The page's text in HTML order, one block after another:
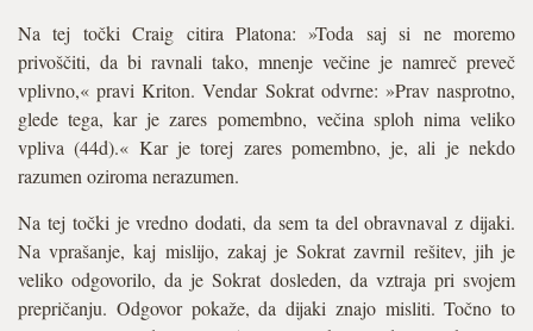
Na tej točki Craig citira Platona: »Toda saj si ne moremo
privoščiti, da bi ravnali tako, mnenje večine je namreč preveč
vplivno,« pravi Kriton. Vendar Sokrat odvrne: »Prav nasprotno,
glede tega, kar je zares pomembno, večina sploh nima veliko
vpliva (44d).« Kar je torej zares pomembno, je, ali je nekdo
razumen oziroma nerazumen.
Na tej točki je vredno dodati, da sem ta del obravnaval z dijaki.
Na vprašanje, kaj mislijo, zakaj je Sokrat zavrnil rešitev, jih je
veliko odgovorilo, da je Sokrat dosleden, da vztraja pri svojem
prepričanju. Odgovor pokaže, da dijaki znajo misliti. Točno to